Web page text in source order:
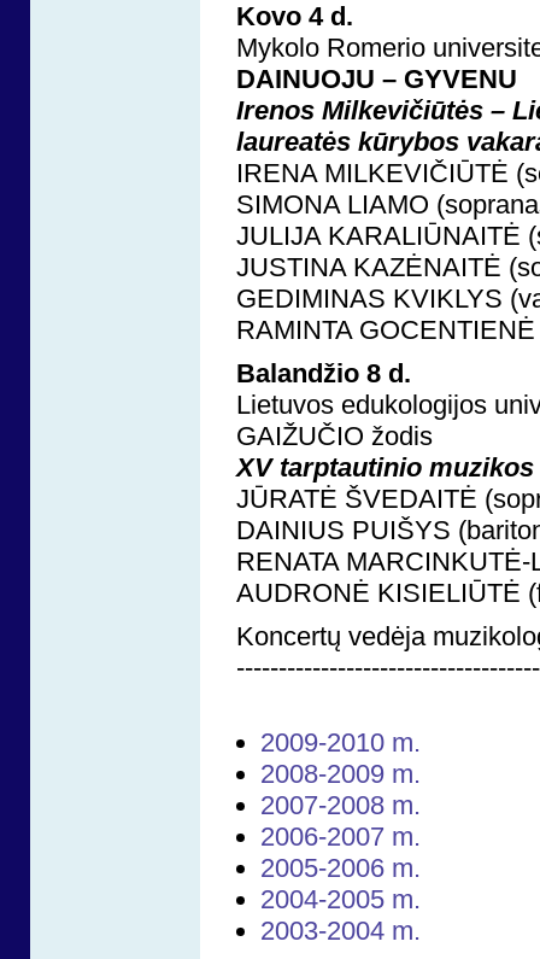
Kovo 4 d.
Mykolo Romerio
DAINUOJU – GYVENU
Irenos Milkevičiūtės –
laureatės kūrybos
IRENA MILKEVIČIŪTĖ
SIMONA LIAMO
JULIJA KARALIŪNAITĖ
JUSTINA KAZĖNAITĖ
GEDIMINAS KVIKLYS
RAMINTA
Balandžio 8 d.
Lietuvos edukologijos
GAIŽUČIO žodis
XV tarptautinio
JŪRATĖ ŠVEDAITĖ
DAINIUS PUIŠYS
RENATA
AUDRONĖ KISIELIŪTĖ
Koncertų vedėja
2009-2010 m.
2008-2009 m.
2007-2008 m.
2006-2007 m.
2005-2006 m.
2004-2005 m.
2003-2004 m.